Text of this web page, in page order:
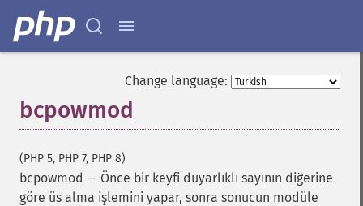
Change language:
bcpowmod
(PHP 5, PHP 7, PHP 8)
bcpowmod — Önce bir keyfi duyarlıklı sayının diğerine
göre üs alma işlemini yapar, sonra sonucun modüle